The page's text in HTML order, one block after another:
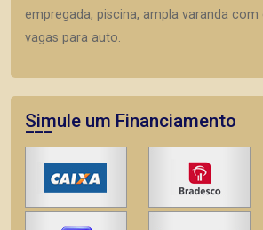
empregada, piscina, ampla varanda com
vagas para auto.
Simule um Financiamento